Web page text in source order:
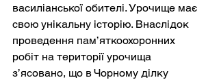
василіанської обителі. Урочище має
свою унікальну історію. Внаслідок
проведення пам’яткоохоронних
робіт на території урочища
з’ясовано, що в Чорному ділку